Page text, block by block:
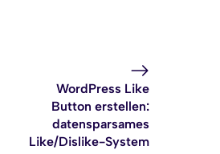
WordPress Like
Button erstellen:
datensparsames
Like/Dislike-System